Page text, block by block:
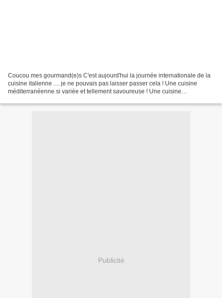
Coucou mes gourmand(e)s C'est aujourd'hui la journée internationale de la
cuisine italienne .... je ne pouvais pas laisser passer cela ! Une cuisine
méditerranéenne si variée et tellement savoureuse ! Une cuisine
Publicité